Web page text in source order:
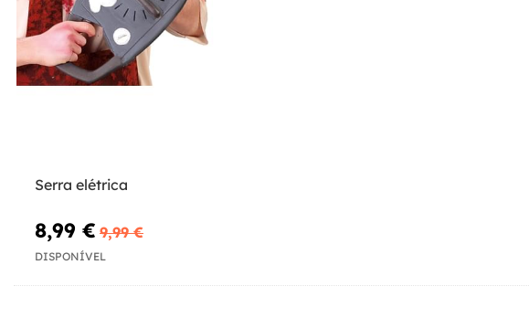
Serra elétrica
8,99 € 9,99 €
DISPONÍVEL